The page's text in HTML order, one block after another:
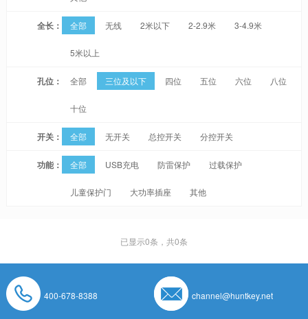
全长： 全部 无线 2米以下 2-2.9米 3-4.9米
5米以上
孔位： 全部 三位及以下 四位 五位 六位 八位
十位
开关： 全部 无开关 总控开关 分控开关
功能： 全部 USB充电 防雷保护 过载保护
儿童保护门 大功率插座 其他
已显示0条，共0条
400-678-8388 channel@huntkey.net